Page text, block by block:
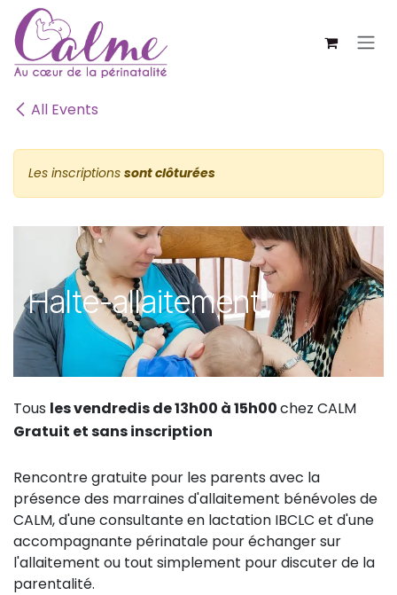
SE RENDRE AU CONTENU
All Events
Les inscriptions sont clôturées
Halte-allaitement
Tous les vendredis de 13h00 à 15h00chez CALM
Gratuit et sans inscription
Rencontre gratuite pour les parents avec la
présence des marraines d'allaitement bénévoles de
CALM, d'une consultante en lactation IBCLC et d'une
accompagnante périnatale pour échanger sur
l'allaitement ou tout simplement pour discuter de la
parentalité.